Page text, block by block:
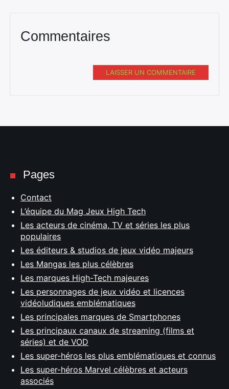
Commentaires
LAISSER UN COMMENTAIRE
Pages
Contact
L’équipe du Mag Jeux High Tech
Les acteurs de cinéma, TV et séries les plus
populaires
Les éditeurs & studios de jeux vidéo majeurs
Les Mangas les plus célèbres
Les marques High-Tech majeures
Les personnages de jeux vidéo et licences
vidéoludiques emblématiques
Les principales marques de Smartphones
Les principaux canaux de streaming (films et
séries) et de VOD
Les super-héros les plus emblématiques et connus
Les super-héros Marvel célèbres et acteurs
associés